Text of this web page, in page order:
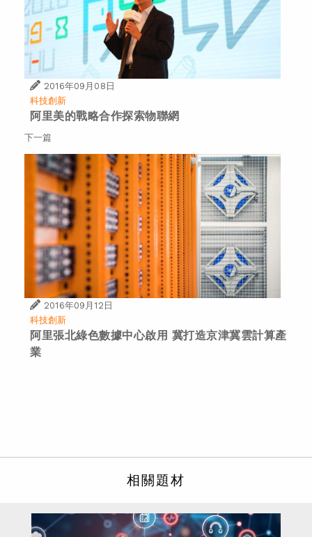
2016年09月08日
科技創新
阿里美的戰略合作探索物聯網
下一篇
2016年09月12日
科技創新
阿里張北綠色數據中心啟用 冀打造京津冀雲計算產
業
相關題材